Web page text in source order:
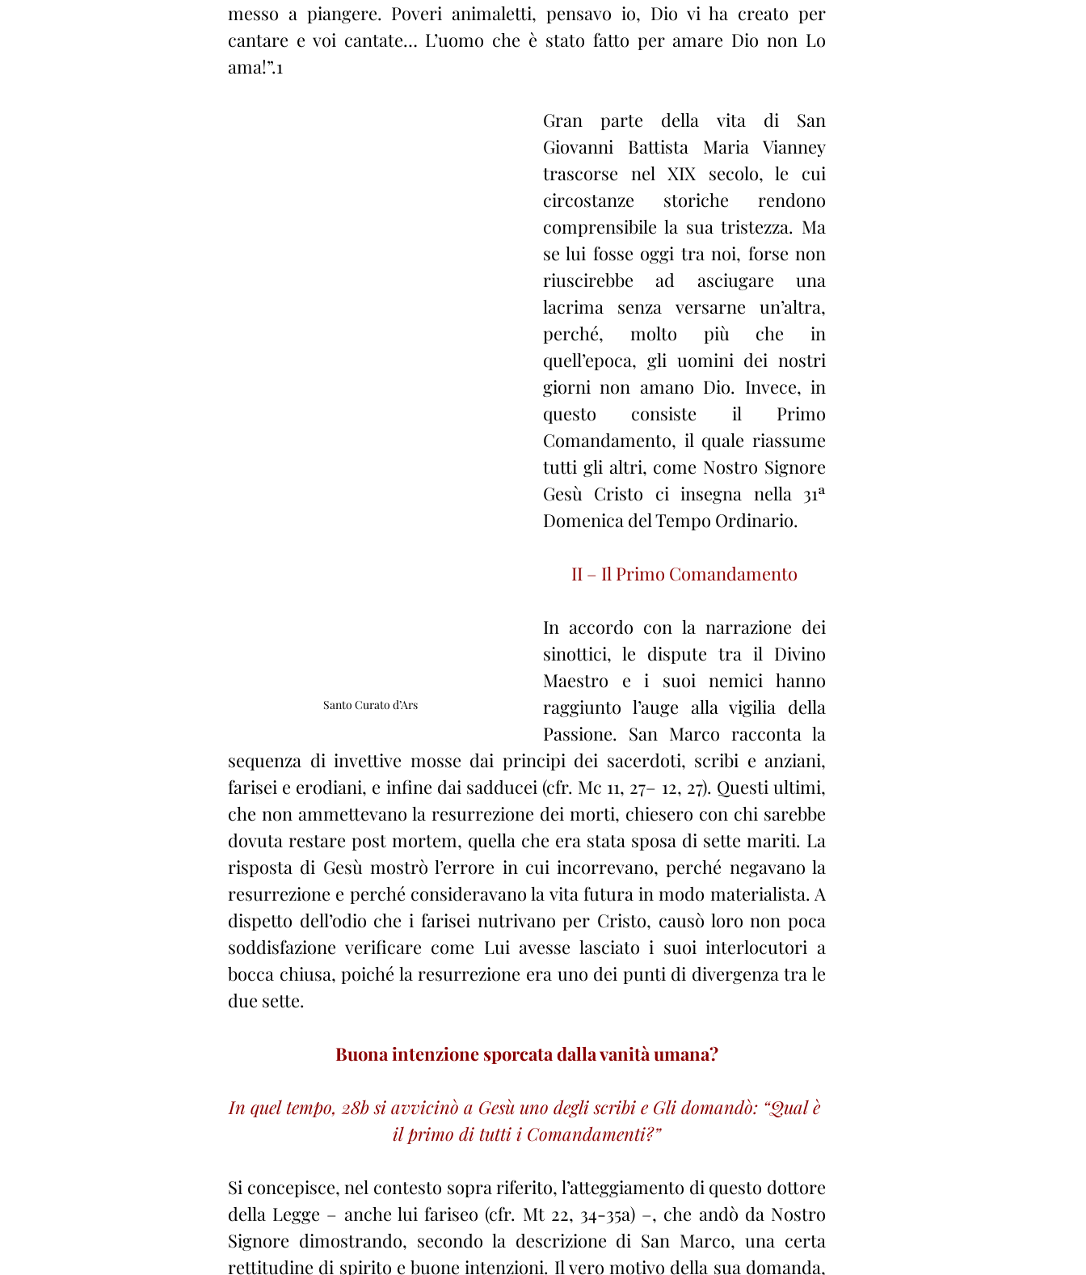
messo a piangere. Poveri animaletti, pensavo io, Dio vi ha creato per
cantare e voi cantate… L’uomo che è stato fatto per amare Dio non Lo
ama!”.1
Santo Curato d’Ars
Gran parte della vita di San
Giovanni Battista Maria Vianney
trascorse nel XIX secolo, le cui
circostanze storiche rendono
comprensibile la sua tristezza. Ma
se lui fosse oggi tra noi, forse non
riuscirebbe ad asciugare una
lacrima senza versarne un’altra,
perché, molto più che in
quell’epoca, gli uomini dei nostri
giorni non amano Dio. Invece, in
questo consiste il Primo
Comandamento, il quale riassume
tutti gli altri, come Nostro Signore
Gesù Cristo ci insegna nella 31ª
Domenica del Tempo Ordinario.
II – Il Primo Comandamento
In accordo con la narrazione dei
sinottici, le dispute tra il Divino
Maestro e i suoi nemici hanno
raggiunto l’auge alla vigilia della
Passione. San Marco racconta la
sequenza di invettive mosse dai principi dei sacerdoti, scribi e anziani,
farisei e erodiani, e infine dai sadducei (cfr. Mc 11, 27– 12, 27). Questi ultimi,
che non ammettevano la resurrezione dei morti, chiesero con chi sarebbe
dovuta restare post mortem, quella che era stata sposa di sette mariti. La
risposta di Gesù mostrò l’errore in cui incorrevano, perché negavano la
resurrezione e perché consideravano la vita futura in modo materialista. A
dispetto dell’odio che i farisei nutrivano per Cristo, causò loro non poca
soddisfazione verificare come Lui avesse lasciato i suoi interlocutori a
bocca chiusa, poiché la resurrezione era uno dei punti di divergenza tra le
due sette.
Buona intenzione sporcata dalla vanità umana?
In quel tempo, 28b si avvicinò a Gesù uno degli scribi e Gli domandò: “Qual è
il primo di tutti i Comandamenti?”
Si concepisce, nel contesto sopra riferito, l’atteggiamento di questo dottore
della Legge – anche lui fariseo (cfr. Mt 22, 34-35a) –, che andò da Nostro
Signore dimostrando, secondo la descrizione di San Marco, una certa
rettitudine di spirito e buone intenzioni. Il vero motivo della sua domanda,